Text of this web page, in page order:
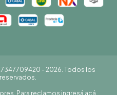
- 2026. Todos los
Para reclamos ingresá acá.